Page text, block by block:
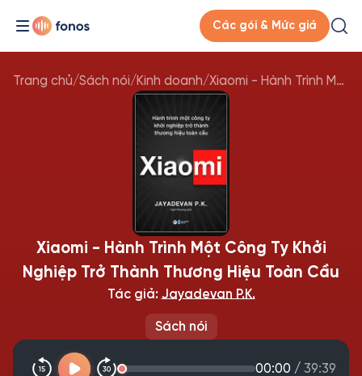
Các gói & Mức giá
Trang chủ/Sách nói/Kinh doanh/ Xiaomi - Hành Trình Một Công Ty Khởi Nghiệp Trở Thành Thương Hiệu Toàn Cầu
Sách nói
Xiaomi - Hành Trình Một Công Ty Khởi
Nghiệp Trở Thành Thương Hiệu Toàn Cầu
Tác giả: Jayadevan P.K.
00:00 / 39:39